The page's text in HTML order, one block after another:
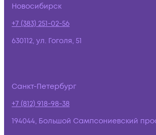
Новосибирск
+7 (383) 251-02-56
630112, ул. Гоголя, 51
Санкт-Петербург
+7 (812) 918-98-38
194044, Большой Сампсониевский